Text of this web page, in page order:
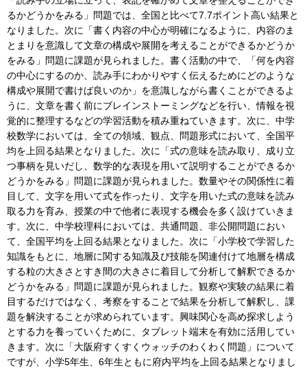
るかどうかをみる」問題では、全国と比べて7.7ポイント高い結果と
なりました。次に「書く内容の中心が明確になるように、内容のま
とまりを意識して文章の構成や展開を考えることができるかどうか
をみる」問題に課題が見られました。書く活動の中で、「何を内容
の中心にするのか、読み手にわかりやすく伝えるためにどのような
構成や展開で書けば良いのか」を意識しながら書くことができるよ
うに、文章を書く前にブレインストーミングなどを行い、情報を視
覚的に整理するなどの学習活動を積み重ねていきます。次に、中学
校数学においては、全ての領域、観点、問題形式において、全国平
均を上回る結果となりました。次に「式の意味を読み取り、成り立
つ事柄を見いだし、数学的な表現を用いて説明することができるか
どうかをみる」問題に課題が見られました。数量やその関係性に着
目して、文字を用いて式を作ったり、文字を用いた式の意味を読み
取る力を育み、授業の中で他者に表現する機会を多く設けていきま
す。次に、中学校理科においては、共通問題、非公開問題におい
て、全国平均を上回る結果となりました。次に「小学校で学習した
知識をもとに、地層に関する知識及び技能を関連付けて地層を構成
する粒の大きさとすき間の大きさに着目して分析して解釈できるか
どうかをみる」問題に課題が見られました。観察や実験の結果に着
目するだけではなく、考察をすることで結果を分析して解釈し、課
題を解決することが求められています。興味関心を高め探求しよう
とする力を養っていくために、タブレット端末を有効に活用してい
きます。次に「大阪府すくすくウォッチのわくわく問題」について
ですが、小学5年生、6年生ともに府内平均を上回る結果となりまし